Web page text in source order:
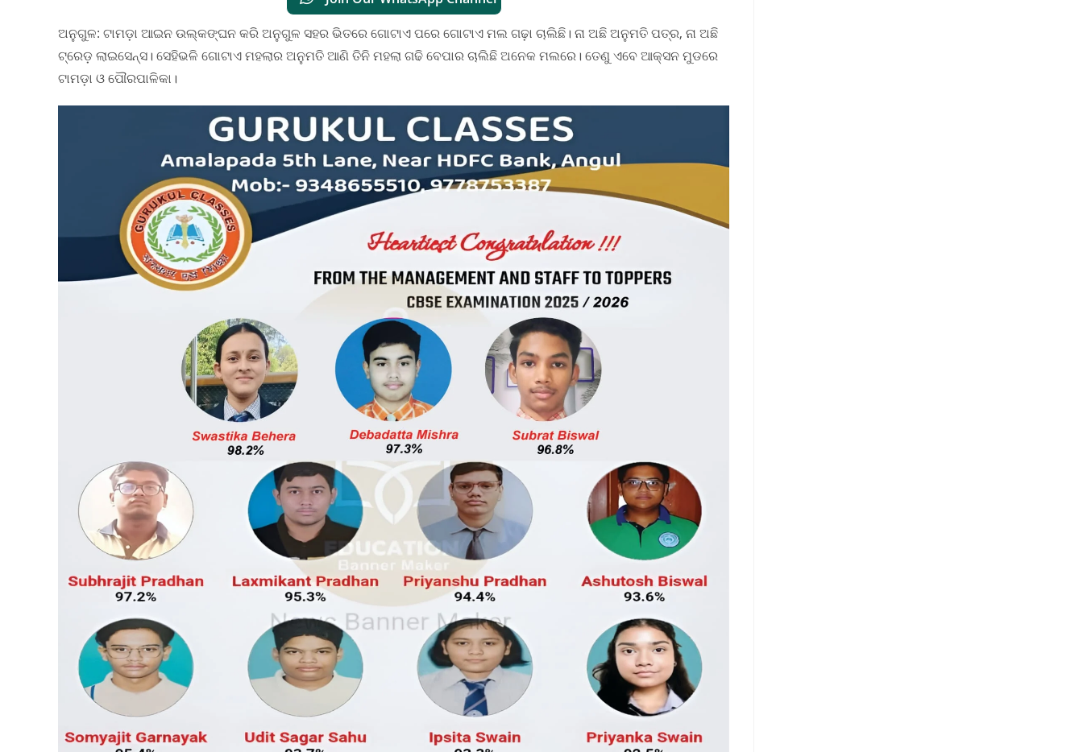
ଅନୁଗୁଳ: ଟାମଡ଼ା ଆଇନ ଉଲ୍କଙ୍ଘନ କରି ଅନୁଗୁଳ ସହର ଭିତରେ ଗୋଟାଏ ପରେ ଗୋଟାଏ ମଲ ଗଢ଼ା ଚାଲିଛି। ନା ଅଛି ଅନୁମତି ପତ୍ର, ନା ଅଛି
ଟ୍ରେଡ଼ ଲାଇସେନ୍ସ। ସେହିଭଳି ଗୋଟାଏ ମହଲାର ଅନୁମତି ଆଣି ତିନି ମହଲା ଗଢି ବେପାର ଚାଲିଛି ଅନେକ ମଲରେ। ତେଣୁ ଏବେ ଆକ୍ସନ ମୁଡରେ
ଟାମଡ଼ା ଓ ପୌରପାଳିକା।